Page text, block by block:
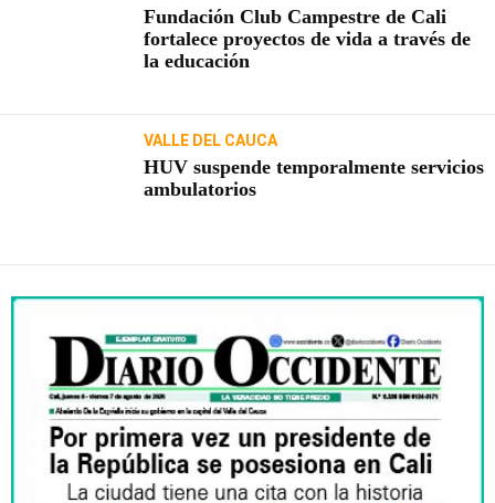
Fundación Club Campestre de Cali
fortalece proyectos de vida a través de
la educación
VALLE DEL CAUCA
HUV suspende temporalmente servicios
ambulatorios